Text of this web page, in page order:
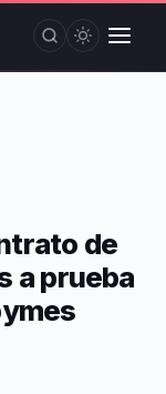
de
a prueba